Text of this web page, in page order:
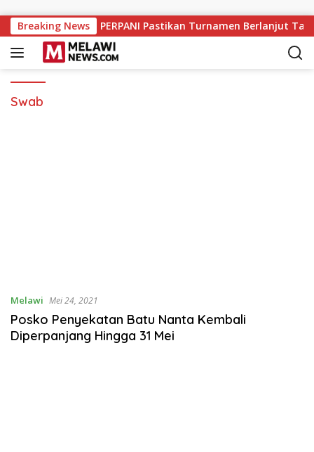
Breaking News
7 Berakhir Sukses, PERPANI Pastikan Turnamen Berlanjut
Swab
Melawi Mei 24, 2021
Posko Penyekatan Batu Nanta Kembali
Diperpanjang Hingga 31 Mei